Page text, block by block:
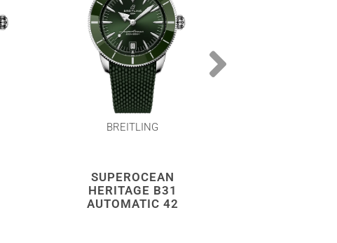
BREITLING
SUPEROCEAN
HERITAGE B31
AUTOMATIC 42